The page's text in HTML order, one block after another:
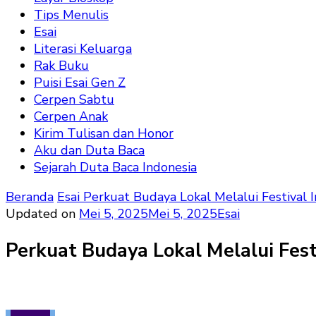
Tips Menulis
Esai
Literasi Keluarga
Rak Buku
Puisi Esai Gen Z
Cerpen Sabtu
Cerpen Anak
Kirim Tulisan dan Honor
Aku dan Duta Baca
Sejarah Duta Baca Indonesia
Beranda Esai Perkuat Budaya Lokal Melalui Festival
Updated on Mei 5, 2025Mei 5, 2025Esai
Perkuat Budaya Lokal Melalui